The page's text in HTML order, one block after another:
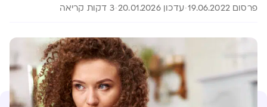
פרסום 19.06.2022 עדכון 20.01.2026 3 דקות קריאה